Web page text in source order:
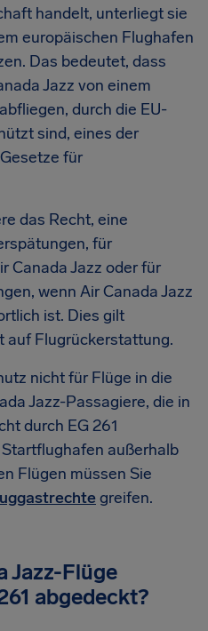
handelt, unterliegt sie
europäischen Flughafen
Das bedeutet, dass
Jazz von einem
durch die EU-
sind, eines der
für
das Recht, eine
für
Canada Jazz oder für
wenn Air Canada Jazz
ist. Dies gilt
auf Flugrückerstattung.
nicht für Flüge in die
Jazz-Passagiere, die in
durch EG 261
außerhalb
Flügen müssen Sie
greifen.
Jazz-Flüge
abgedeckt?